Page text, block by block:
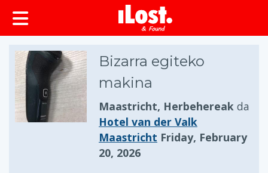
Bizarra egiteko
makina
Maastricht, Herbehereak da
Hotel van der Valk
Maastricht Friday, February
20, 2026